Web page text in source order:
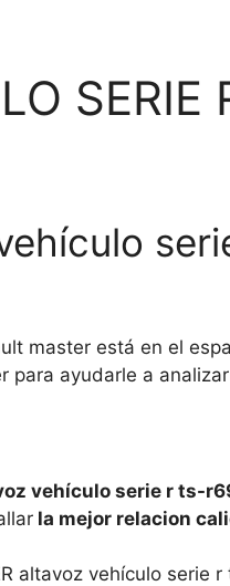
master está en el
para ayudarle a
vehículo serie r ts-
la mejor relacion
altavoz vehículo serie